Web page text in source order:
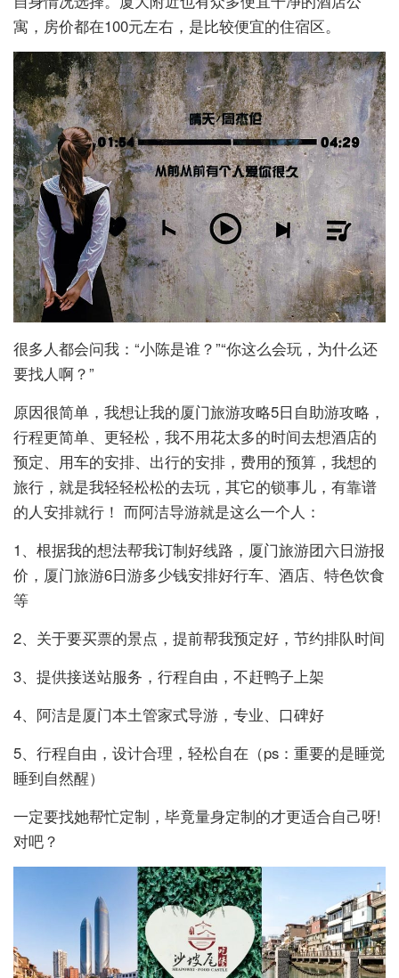
寓，房价都在100元左右，是比较便宜的住宿区。
很多人都会问我：“小陈是谁？”“你这么会玩，为什么还
要找人啊？”
原因很简单，我想让我的厦门旅游攻略5日自助游攻略，
行程更简单、更轻松，我不用花太多的时间去想酒店的
预定、用车的安排、出行的安排，费用的预算，我想的
旅行，就是我轻轻松松的去玩，其它的锁事儿，有靠谱
的人安排就行！ 而阿洁导游就是这么一个人：
1、根据我的想法帮我订制好线路，厦门旅游团六日游报
价，厦门旅游6日游多少钱安排好行车、酒店、特色饮食
等
2、关于要买票的景点，提前帮我预定好，节约排队时间
3、提供接送站服务，行程自由，不赶鸭子上架
4、阿洁是厦门本土管家式导游，专业、口碑好
5、行程自由，设计合理，轻松自在（ps：重要的是睡觉
睡到自然醒）
一定要找她帮忙定制，毕竟量身定制的才更适合自己呀!
对吧？